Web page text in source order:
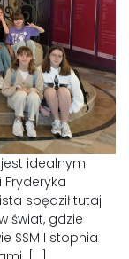
idealnym
spędził tutaj
świat, gdzie
SSM I stopnia